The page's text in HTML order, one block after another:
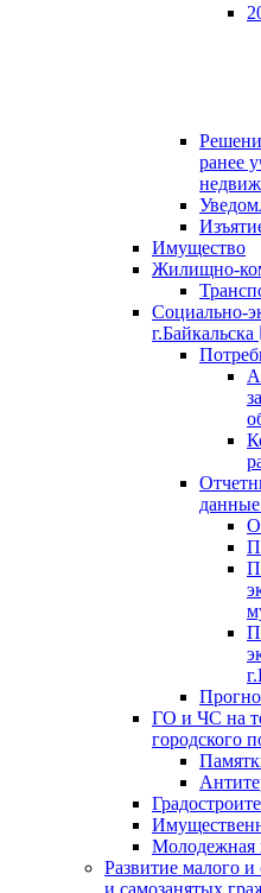
ранее
Имущество
Жилищно-
Социально-
г.Байкальска
данные
ГО и ЧС на
городского
Молодежная
Развитие малого и
и самозанятых